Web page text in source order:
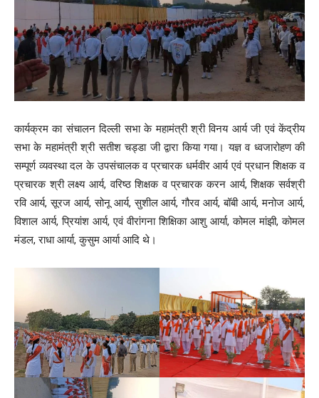
कार्यक्रम का संचालन दिल्ली सभा के महामंत्री श्री विनय आर्य जी एवं केंद्रीय
सभा के महामंत्री श्री सतीश चड्डा जी द्वारा किया गया। यज्ञ व ध्वजारोहण की
सम्पूर्ण व्यवस्था दल के उपसंचालक व प्रचारक धर्मवीर आर्य एवं प्रधान शिक्षक व
प्रचारक श्री लक्ष्य आर्य, वरिष्ठ शिक्षक व प्रचारक करन आर्य, शिक्षक सर्वश्री
रवि आर्य, सूरज आर्य, सोनू आर्य, सुशील आर्य, गौरव आर्य, बॉबी आर्य, मनोज आर्य,
विशाल आर्य, प्रियांश आर्य, एवं वीरांगना शिक्षिका आशु आर्या, कोमल मांझी, कोमल
मंडल, राधा आर्या, कुसुम आर्या आदि थे।